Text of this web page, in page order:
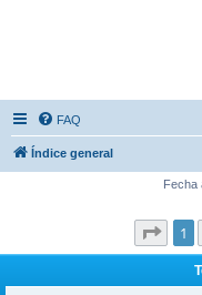
FAQ
Índice general
Fecha
1